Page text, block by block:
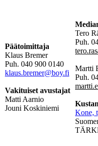
Päätoimittaja
Klaus Bremer
Puh. 040 900 0140
klaus.bremer@boy.fi
Vakituiset avustajat
Matti Aarnio
Jouni Koskiniemi
Tero
Puh.
Martti
Puh.
Kone,